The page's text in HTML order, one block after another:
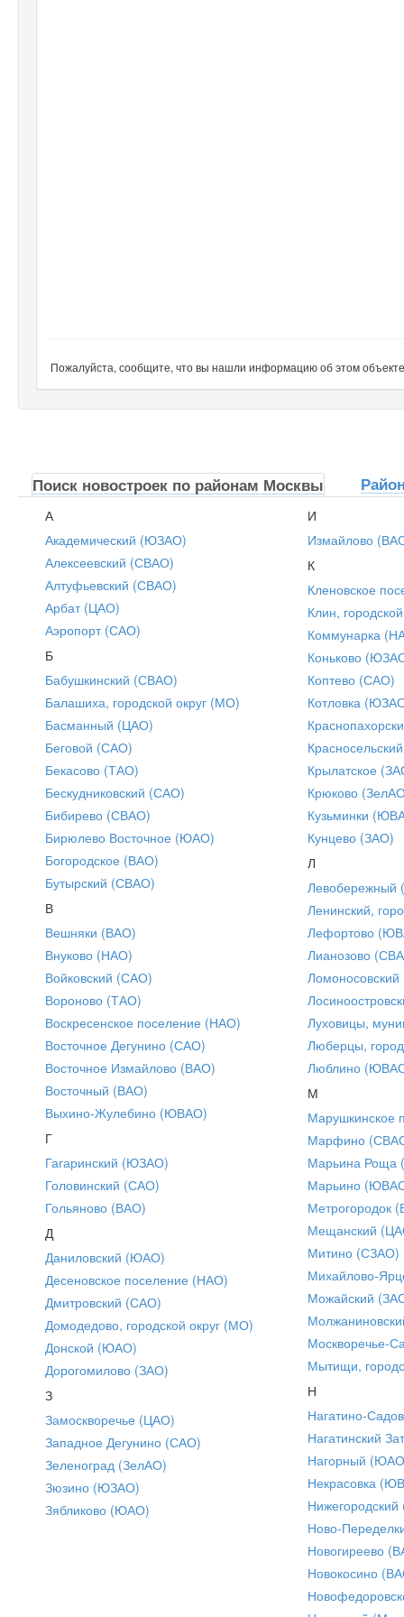
Пожалуйста, сообщите, что вы нашли информацию об этом
Поиск новостроек по районам Москвы
А
Академический (ЮЗАО)
Алексеевский (СВАО)
Алтуфьевский (СВАО)
Арбат (ЦАО)
Аэропорт (САО)
Б
Бабушкинский (СВАО)
Балашиха, городской округ (МО)
Басманный (ЦАО)
Беговой (САО)
Бекасово (ТАО)
Бескудниковский (САО)
Бибирево (СВАО)
Бирюлево Восточное (ЮАО)
Богородское (ВАО)
Бутырский (СВАО)
В
Вешняки (ВАО)
Внуково (НАО)
Войковский (САО)
Вороново (ТАО)
Воскресенское поселение (НАО)
Восточное Дегунино (САО)
Восточное Измайлово (ВАО)
Восточный (ВАО)
Выхино-Жулебино (ЮВАО)
Г
Гагаринский (ЮЗАО)
Головинский (САО)
Гольяново (ВАО)
Д
Даниловский (ЮАО)
Десеновское поселение (НАО)
Дмитровский (САО)
Домодедово, городской округ (МО)
Донской (ЮАО)
Дорогомилово (ЗАО)
З
Замоскворечье (ЦАО)
Западное Дегунино (САО)
Зеленоград (ЗелАО)
Зюзино (ЮЗАО)
Зябликово (ЮАО)
И
Измайлово
К
Кленовское
Клин,
Коммунарка
Коньково
Коптево (САО)
Котловка
Крылатское
Крюково
Кузьминки
Кунцево (ЗАО)
Л
Ленинский,
Лефортово
Лианозово
Луховицы,
Люберцы,
Люблино
М
Марушкинское
Марфино
Марьина Роща
Марьино
Метрогородок
Мещанский
Митино (СЗАО)
Михайлово-
Можайский
Москворечье-
Мытищи,
Н
Нагатино-
Нагатинский
Нагорный
Некрасовка
Ново-
Новогиреево
Новокосино